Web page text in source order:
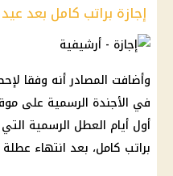
إجازة براتب كامل بعد عيد
وأضافت المصادر أنه وفقا
أول أيام العطل الرسمية
براتب كامل، بعد انتهاء